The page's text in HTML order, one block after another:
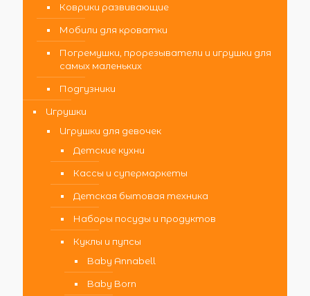
Коврики развивающие
Мобили для кроватки
Погремушки, прорезыватели и игрушки для
самых маленьких
Подгузники
Игрушки
Игрушки для девочек
Детские кухни
Кассы и супермаркеты
Детская бытовая техника
Наборы посуды и продуктов
Куклы и пупсы
Baby Annabell
Baby Born